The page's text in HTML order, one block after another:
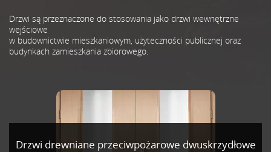
Drzwi są przeznaczone do stosowania jako drzwi wewnętrzne
wejściowe
w budownictwie mieszkaniowym, użyteczności publicznej oraz
budynkach zamieszkania zbiorowego.
Drzwi drewniane przeciwpożarowe dwuskrzydłowe